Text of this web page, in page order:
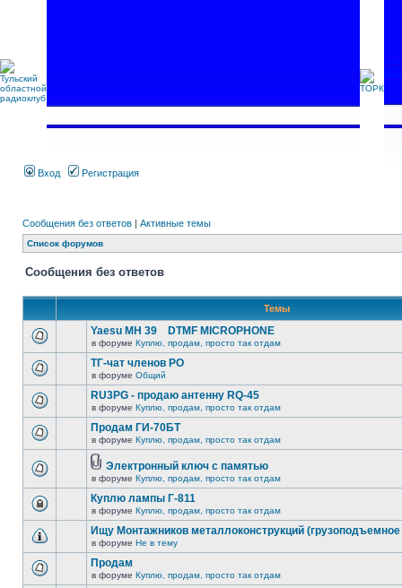
Вход Регистрация
Сообщения без ответов | Активные темы
Список форумов
Сообщения без ответов
Темы
Yaesu MH 39 DTMF MICROPHONE
в форуме Куплю, продам, просто так отдам
ТГ-чат членов РО
в форуме Общий
RU3PG - продаю антенну RQ-45
в форуме Куплю, продам, просто так отдам
Продам ГИ-70БТ
в форуме Куплю, продам, просто так отдам
Электронный ключ с памятью
в форуме Куплю, продам, просто так отдам
Куплю лампы Г-811
в форуме Куплю, продам, просто так отдам
Ищу Монтажников металлоконструкций
в форуме Не в тему
Продам
в форуме Куплю, продам, просто так отдам